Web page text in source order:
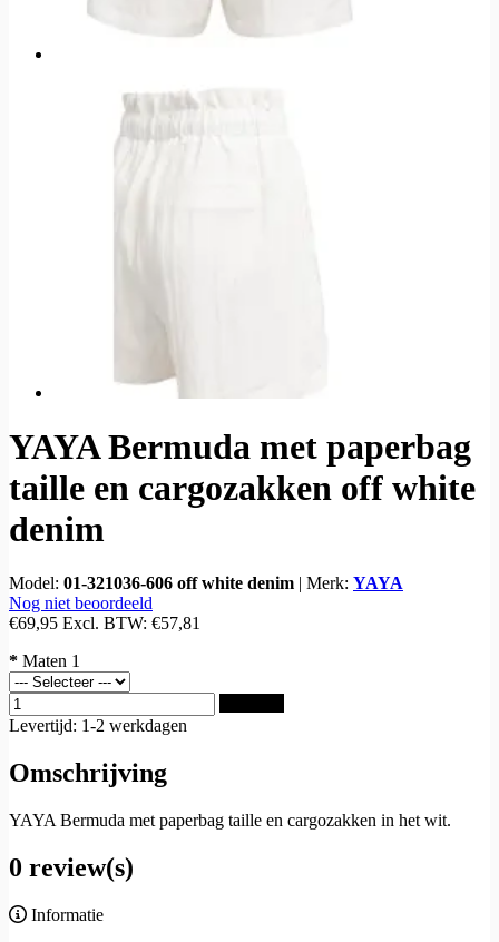
YAYA Bermuda met paperbag
taille en cargozakken off white
denim
Model: 01-321036-606 off white denim | Merk: YAYA
Nog niet beoordeeld
€69,95 Excl. BTW: €57,81
* Maten 1
Levertijd: 1-2 werkdagen
Omschrijving
YAYA Bermuda met paperbag taille en cargozakken in het wit.
0 review(s)
Informatie